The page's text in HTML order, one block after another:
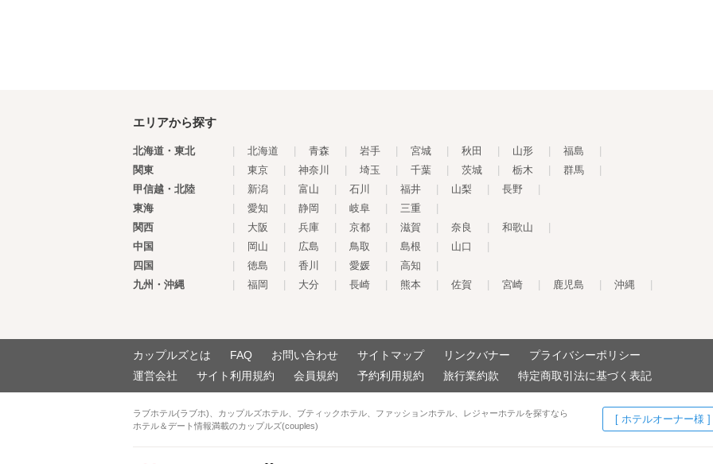
エリアから探す
北海道・東北 北海道 青森 岩手 宮城 秋田 山形 福島
関東
東京 神奈川 埼玉 千葉 茨城 栃木 群馬
甲信越・北陸
新潟 富山 石川 福井 山梨 長野
東海
愛知 静岡 岐阜 三重
関西
大阪 兵庫 京都 滋賀 奈良 和歌山
中国
岡山 広島 鳥取 島根 山口
四国
徳島 香川 愛媛 高知
九州・沖縄
福岡 大分 長崎 熊本 佐賀 宮崎 鹿児島 沖縄
カップルズとは FAQ お問い合わせ サイトマップ リンクバナー
プライバシーポリシー
運営会社
サイト利用規約 会員規約 予約利用規約 旅行業約款 特定商取引法に基づく表記
ラブホテル(ラブホ)、カップルズホテル、ブティックホテル、ファッションホテル、レジャーホテルを探すなら
ホテル＆デート情報満載のカップルズ(couples)
[ ホテルオーナー様